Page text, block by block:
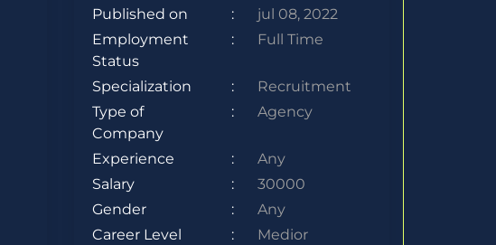
Published on :
jul 08, 2022
Employment
Status
: Full Time
Specialization :
Recruitment
Type of
Company
: Agency
Experience :
Any
Salary
:
30000
Gender
:
Any
Career Level
:
Medior